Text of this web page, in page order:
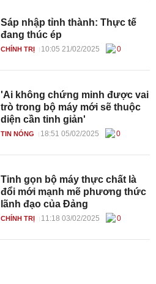
Sáp nhập tỉnh thành: Thực tế
đang thúc ép
CHÍNH TRỊ 10:05 21/02/2025 0
'Ai không chứng minh được vai
trò trong bộ máy mới sẽ thuộc
diện cần tinh giản'
TIN NÓNG 18:51 05/02/2025 0
Tinh gọn bộ máy thực chất là
đổi mới mạnh mẽ phương thức
lãnh đạo của Đảng
CHÍNH TRỊ 11:18 03/02/2025 0